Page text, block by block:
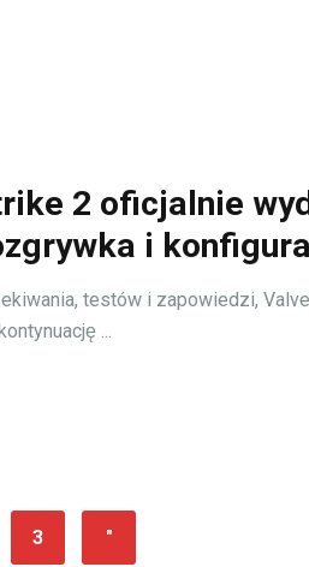
2 oficjalnie
i
testów i zapowiedzi,
...
3 "